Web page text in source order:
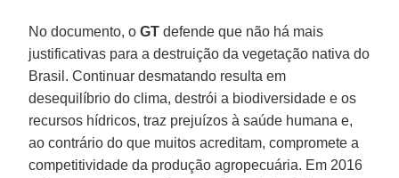
No documento, oGT defende que não há mais
justificativas para a destruição da vegetação nativa do
Brasil. Continuar desmatando resulta em
desequilíbrio do clima, destrói a biodiversidade e os
recursos hídricos, traz prejuízos à saúde humana e,
ao contrário do que muitos acreditam, compromete a
competitividade da produção agropecuária. Em 2016